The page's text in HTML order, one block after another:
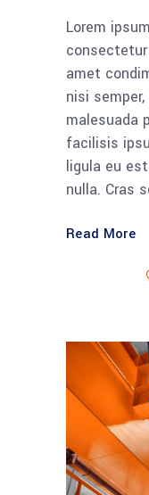
Lorem
amet
nisi
malesuada
facilisis
ligula eu
nulla. Cras
Read More